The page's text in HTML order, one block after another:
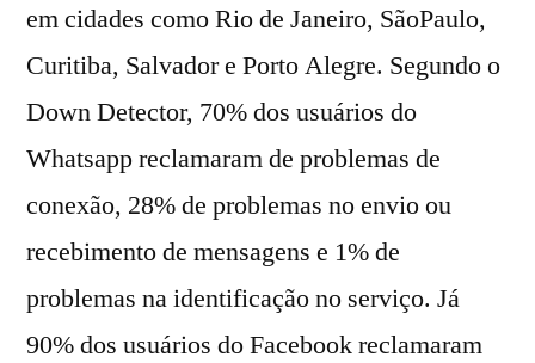
em cidades como Rio de Janeiro, SãoPaulo,
Curitiba, Salvador e Porto Alegre. Segundo o
Down Detector, 70% dos usuários do
Whatsapp reclamaram de problemas de
conexão, 28% de problemas no envio ou
recebimento de mensagens e 1% de
problemas na identificação no serviço. Já
90% dos usuários do Facebook reclamaram